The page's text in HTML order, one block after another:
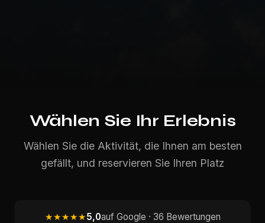
Wählen Sie Ihr Erlebnis
Wählen Sie die Aktivität, die Ihnen am besten
gefällt, und reservieren Sie Ihren Platz
★★★★★5,0auf Google · 36 Bewertungen